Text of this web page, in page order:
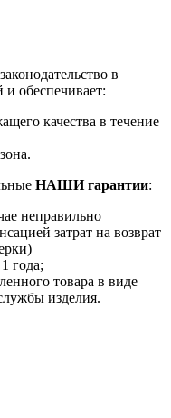
в
обеспечивает:
качества в течение
НАШИ гарантии:
неправильно
затрат на возврат
года;
товара в виде
изделия.